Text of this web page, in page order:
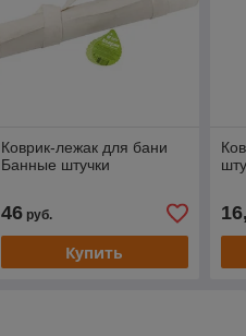
Коврик-лежак для бани
Банные штучки
46руб.
Купить